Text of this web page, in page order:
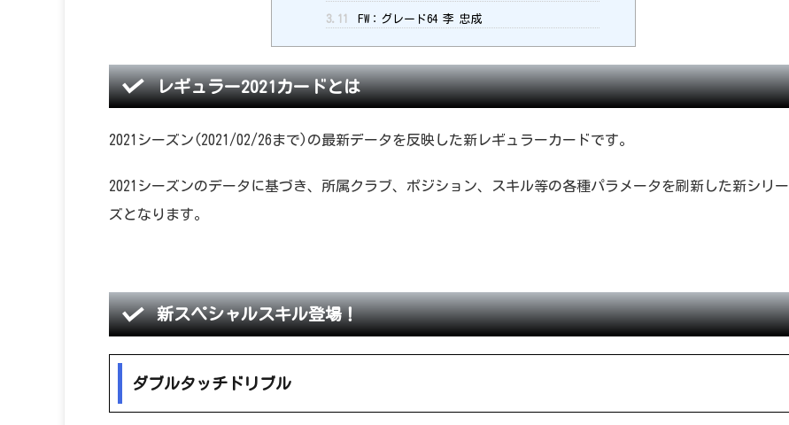
3.11 FW：グレード64 李 忠成
レギュラー2021カードとは
2021シーズン(2021/02/26まで)の最新データを反映した新レギュラーカードです。
2021シーズンのデータに基づき、所属クラブ、ポジション、スキル等の各種パラメータを刷新した新シリー
ズとなります。
新スペシャルスキル登場！
ダブルタッチドリブル